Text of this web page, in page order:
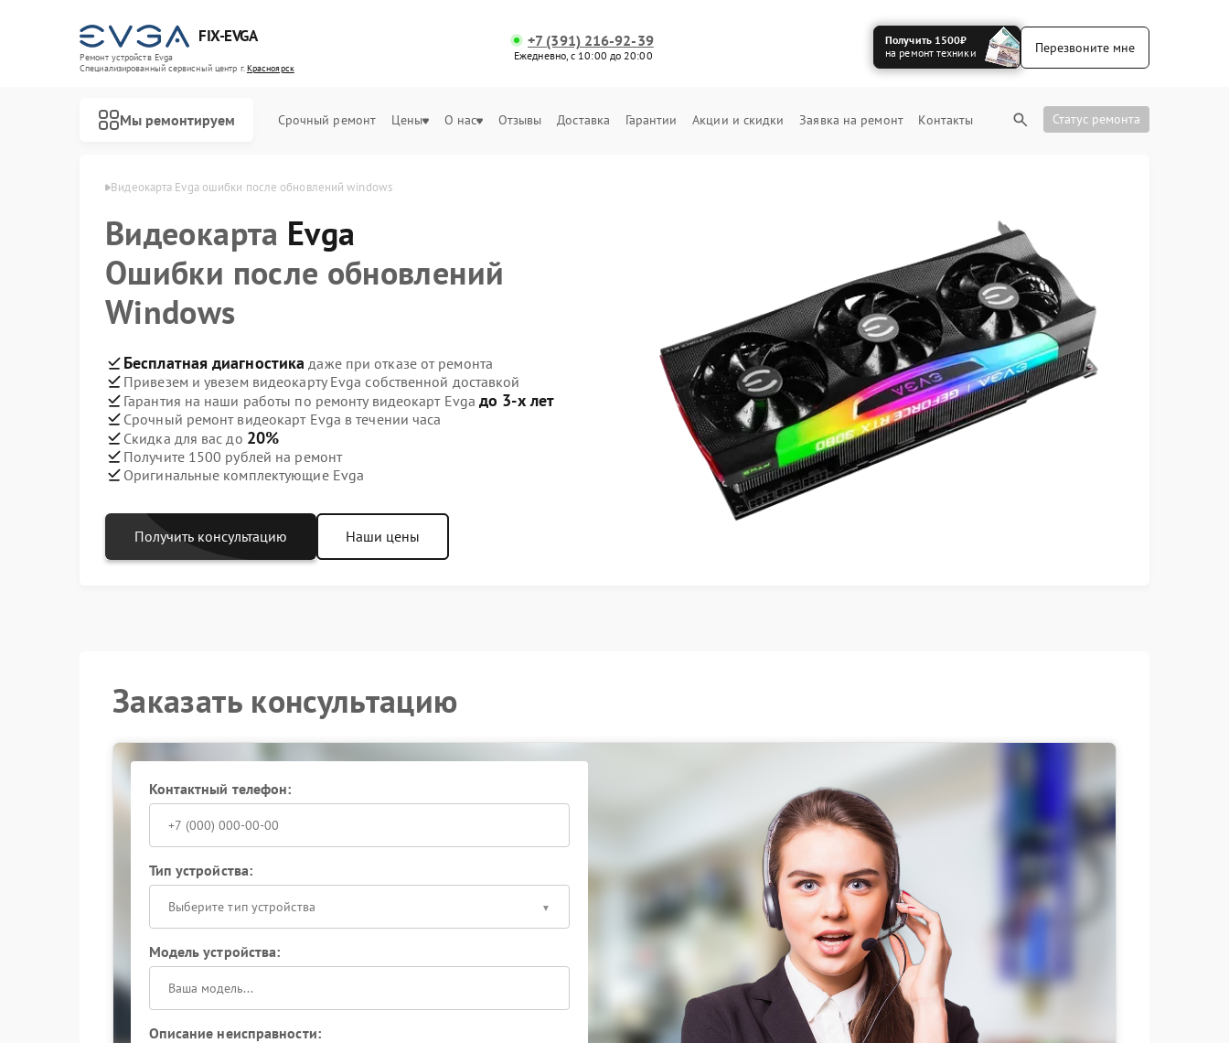
FIX-EVGA
Ремонт устройств Evga
Специализированный cервисный центр г.Красноярск
+7 (391) 216-92-39
Ежедневно, с 10:00 до 20:00
Получить 1500₽
на ремонт техники
Перезвоните мне
Мы ремонтируем Срочный ремонт Цены О нас Отзывы Доставка Гарантии Акции и скидки Заявка на ремонт Контакты Статус ремонта
в Красноярске Видеокарта Evga ошибки после обновлений windows
Видеокарта Evga
Ошибки после обновлений
Windows
Бесплатная диагностика даже при отказе от ремонта
Привезем и увезем видеокарту Evga собственной доставкой
Гарантия на наши работы по ремонту видеокарт Evga до 3-х лет
Срочный ремонт видеокарт Evga в течении часа
Скидка для вас до 20%
Получите 1500 рублей на ремонт
Оригинальные комплектующие Evga
Получить консультацию Наши цены
Заказать консультацию
Контактный телефон:
Тип устройства:
Выберите тип устройства
Модель устройства:
Описание неисправности: